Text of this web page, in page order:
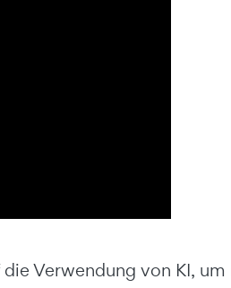
Verwendung von KI,